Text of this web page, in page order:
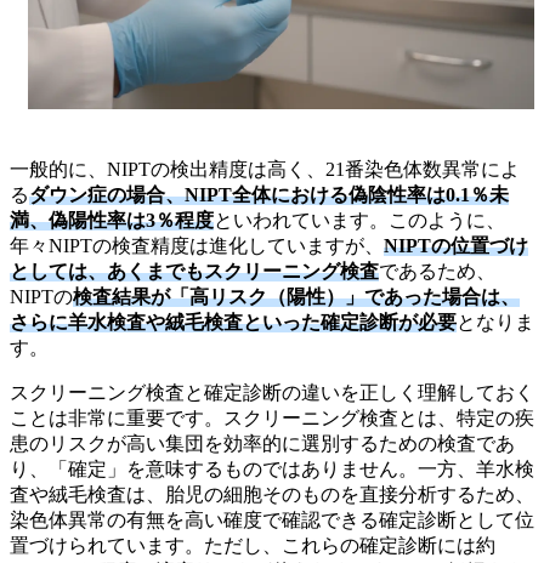
一般的に、NIPTの検出精度は高く、21番染色体数異常によ
るダウン症の場合、NIPT全体における偽陰性率は0.1％未
満、偽陽性率は3％程度といわれています。このように、
年々NIPTの検査精度は進化していますが、 NIPTの位置づけ
としては、あくまでもスクリーニング検査であるため、
NIPTの検査結果が「高リスク（陽性）」であった場合は、
さらに羊水検査や絨毛検査といった確定診断が必要となりま
す。
スクリーニング検査と確定診断の違いを正しく理解しておく
ことは非常に重要です。スクリーニング検査とは、特定の疾
患のリスクが高い集団を効率的に選別するための検査であ
り、「確定」を意味するものではありません。一方、羊水検
査や絨毛検査は、胎児の細胞そのものを直接分析するため、
染色体異常の有無を高い確度で確認できる確定診断として位
置づけられています。ただし、これらの確定診断には約